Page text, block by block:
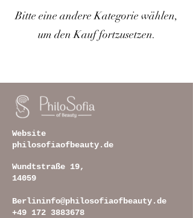
Bitte eine andere Kategorie wählen,
um den Kauf fortzusetzen.
Website
philosofiaofbeauty.de
Wundtstraße 19,
14059
Berlininfo@philosofiaofbeauty.de
+49 172 3883678